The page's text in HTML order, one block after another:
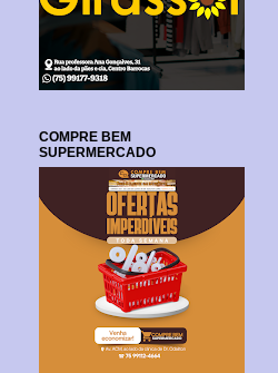
COMPRE BEM
SUPERMERCADO